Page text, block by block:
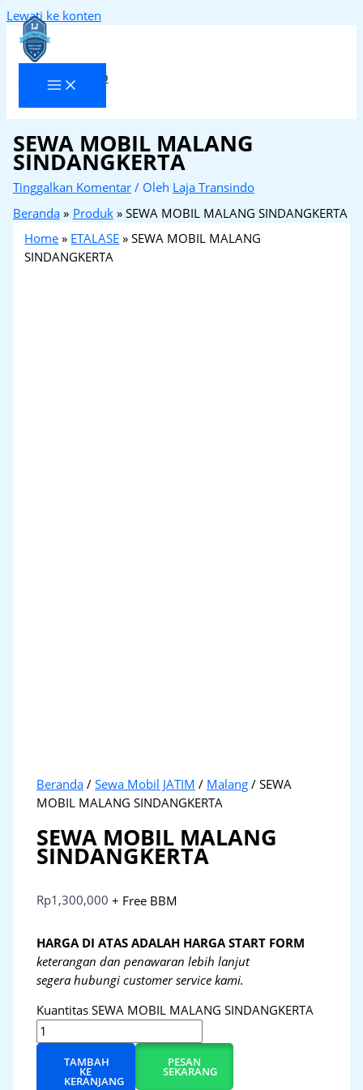
Lewati ke konten
Laja Transindo
SEWA MOBIL MALANG
SINDANGKERTA
Tinggalkan Komentar / Oleh Laja Transindo
Beranda
Produk
SEWA MOBIL MALANG SINDANGKERTA
Home » ETALASE »SEWA MOBIL MALANG
SINDANGKERTA
Beranda /Sewa Mobil JATIM / Malang / SEWA
MOBIL MALANG SINDANGKERTA
SEWA MOBIL MALANG
SINDANGKERTA
Rp1,300,000 + Free BBM
HARGA DI ATAS ADALAH HARGA START FORM
keterangan dan penawaran lebih lanjut
segera hubungi customer service kami.
Kuantitas SEWA MOBIL MALANG SINDANGKERTA
TAMBAH
KE
KERANJANG
PESAN
SEKARANG